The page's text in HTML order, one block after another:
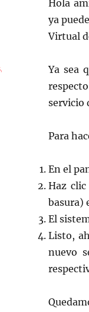
Hola
ya
Virtual
Ya sea
servicio
Para
En el
Haz
basura)
El
Listo,
nuevo
,